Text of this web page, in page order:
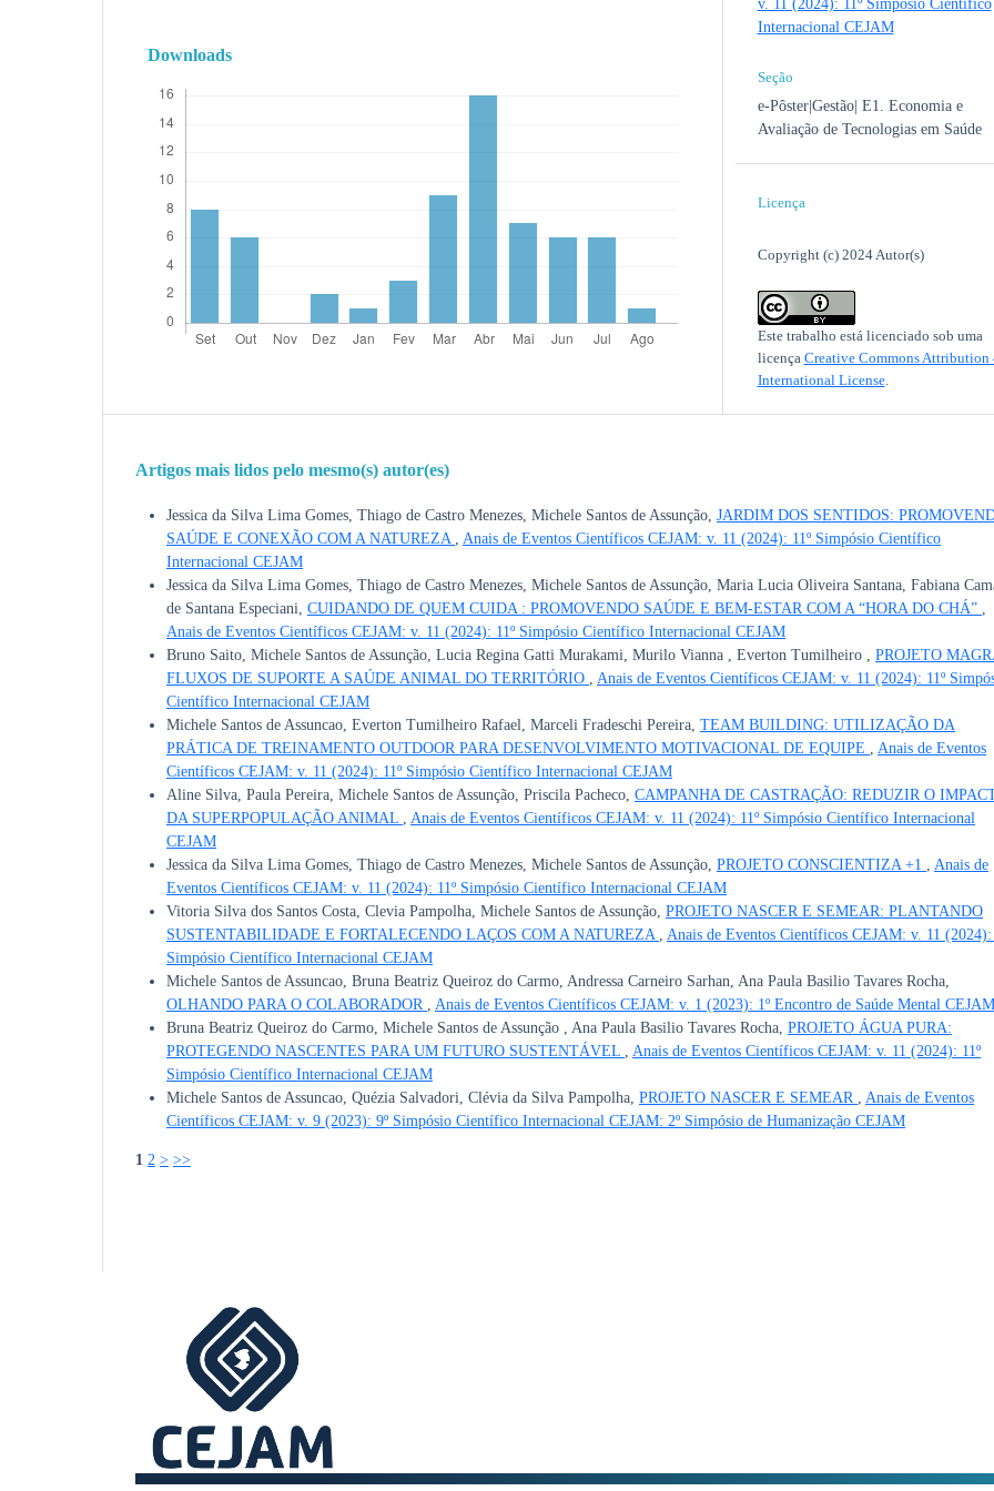
Downloads
v. 11 (2024): 11º Simpósio Científico
Internacional CEJAM
Seção
e-Pôster|Gestão| E1. Economia e
Avaliação de Tecnologias em Saúde
Licença
Copyright (c) 2024 Autor(s)
Este trabalho está licenciado sob uma
licença Creative Commons Attribution
International License.
Artigos mais lidos pelo mesmo(s) autor(es)
Jessica da Silva Lima Gomes, Thiago de Castro Menezes, Michele Santos de Assunção, JARDIM DOS SENTIDOS:
SAÚDE E CONEXÃO COM A NATUREZA , Anais de Eventos Científicos CEJAM: v. 11 (2024): 11º Simpósio Científico
Internacional CEJAM
Jessica da Silva Lima Gomes, Thiago de Castro Menezes, Michele Santos de Assunção, Maria Lucia Oliveira Santana, Fabiana
de Santana Especiani, CUIDANDO DE QUEM CUIDA : PROMOVENDO SAÚDE E BEM-ESTAR COM A “HORA DO CHÁ” ,
Anais de Eventos Científicos CEJAM: v. 11 (2024): 11º Simpósio Científico Internacional CEJAM
Bruno Saito, Michele Santos de Assunção, Lucia Regina Gatti Murakami, Murilo Vianna , Everton Tumilheiro , PROJETO
FLUXOS DE SUPORTE A SAÚDE ANIMAL DO TERRITÓRIO , Anais de Eventos Científicos CEJAM: v. 11 (2024): 11º
Científico Internacional CEJAM
Michele Santos de Assuncao, Everton Tumilheiro Rafael, Marceli Fradeschi Pereira, TEAM BUILDING: UTILIZAÇÃO DA
PRÁTICA DE TREINAMENTO OUTDOOR PARA DESENVOLVIMENTO MOTIVACIONAL DE EQUIPE , Anais de Eventos
Científicos CEJAM: v. 11 (2024): 11º Simpósio Científico Internacional CEJAM
Aline Silva, Paula Pereira, Michele Santos de Assunção, Priscila Pacheco, CAMPANHA DE CASTRAÇÃO: REDUZIR O
DA SUPERPOPULAÇÃO ANIMAL , Anais de Eventos Científicos CEJAM: v. 11 (2024): 11º Simpósio Científico Internacional
CEJAM
Jessica da Silva Lima Gomes, Thiago de Castro Menezes, Michele Santos de Assunção, PROJETO CONSCIENTIZA +1 , Anais de
Eventos Científicos CEJAM: v. 11 (2024): 11º Simpósio Científico Internacional CEJAM
Vitoria Silva dos Santos Costa, Clevia Pampolha, Michele Santos de Assunção, PROJETO NASCER E SEMEAR: PLANTANDO
SUSTENTABILIDADE E FORTALECENDO LAÇOS COM A NATUREZA , Anais de Eventos Científicos CEJAM: v. 11 (2024):
Simpósio Científico Internacional CEJAM
Michele Santos de Assuncao, Bruna Beatriz Queiroz do Carmo, Andressa Carneiro Sarhan, Ana Paula Basilio Tavares Rocha,
OLHANDO PARA O COLABORADOR , Anais de Eventos Científicos CEJAM: v. 1 (2023): 1º Encontro de Saúde Mental CEJAM
Bruna Beatriz Queiroz do Carmo, Michele Santos de Assunção , Ana Paula Basilio Tavares Rocha, PROJETO ÁGUA PURA:
PROTEGENDO NASCENTES PARA UM FUTURO SUSTENTÁVEL , Anais de Eventos Científicos CEJAM: v. 11 (2024): 11º
Simpósio Científico Internacional CEJAM
Michele Santos de Assuncao, Quézia Salvadori, Clévia da Silva Pampolha, PROJETO NASCER E SEMEAR , Anais de Eventos
Científicos CEJAM: v. 9 (2023): 9º Simpósio Científico Internacional CEJAM: 2º Simpósio de Humanização CEJAM
1 2 > >>